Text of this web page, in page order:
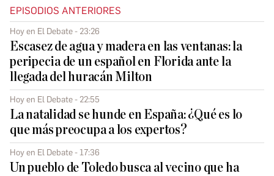
EPISODIOS ANTERIORES
Hoy en El Debate - 23:26
Escasez de agua y madera en las ventanas: la
peripecia de un español en Florida ante la
llegada del huracán Milton
Hoy en El Debate - 22:55
La natalidad se hunde en España: ¿Qué es lo
que más preocupa a los expertos?
Hoy en El Debate - 17:36
Un pueblo de Toledo busca al vecino que ha